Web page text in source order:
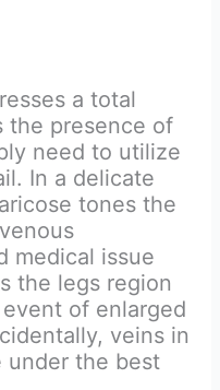
a total
the presence of
need to utilize
In a delicate
tones the
medical issue
the legs region
of enlarged
veins in
the best